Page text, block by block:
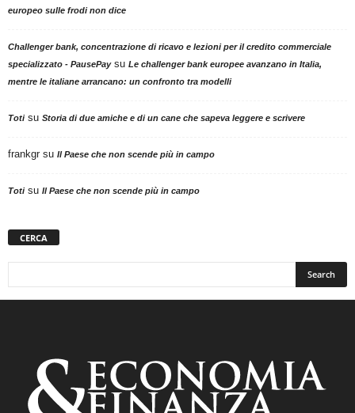
europeo sulle frodi non dice
Challenger bank, concentrazione di ricavo e lezioni per il credito commerciale
specializzato - PausePaysu Le challenger bank europee avanzano in Italia,
mentre le italiane arrancano: un confronto tra modelli
Totisu Storia di due amiche e di un cane che sapeva leggere e scrivere
frankgr su Il Paese che non scende più in campo
Totisu Il Paese che non scende più in campo
CERCA